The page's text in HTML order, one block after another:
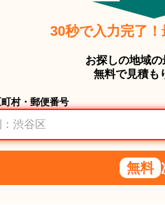
30秒で入力完了
お探しの地域の
無料で見積も
村・郵便番号
無料